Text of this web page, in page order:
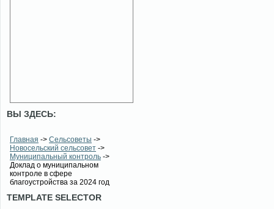
ВЫ ЗДЕСЬ:
Главная -> Сельсоветы ->
Новосельский сельсовет ->
Муниципальный контроль ->
Доклад о муниципальном
контроле в сфере
благоустройства за 2024 год
TEMPLATE SELECTOR